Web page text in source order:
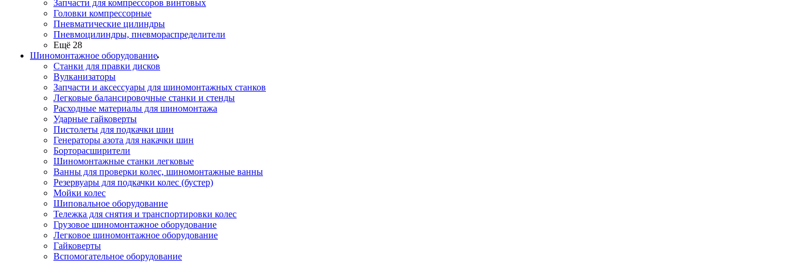
Запчасти для компрессоров винтовых
Головки компрессорные
Пневматические цилиндры
Пневмоцилиндры, пневмораспределители
Ещё 28
Шиномонтажное оборудование
Станки для правки дисков
Вулканизаторы
Запчасти и аксессуары для шиномонтажных станков
Легковые балансировочные станки и стенды
Расходные материалы для шиномонтажа
Ударные гайковерты
Пистолеты для подкачки шин
Генераторы азота для накачки шин
Борторасширители
Шиномонтажные станки легковые
Ванны для проверки колес, шиномонтажные ванны
Резервуары для подкачки колес (бустер)
Мойки колес
Шиповальное оборудование
Тележка для снятия и транспортировки колес
Грузовое шиномонтажное оборудование
Легковое шиномонтажное оборудование
Гайковерты
Вспомогательное оборудование